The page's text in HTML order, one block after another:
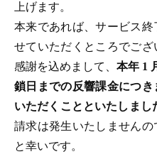
上げます。
本来であれば、サービス
せていただくところでご
感謝を込めまして、 本年 1
鎖日までの反響課金につ
いただくことといたしまし
請求は発生いたしません
と幸いです。